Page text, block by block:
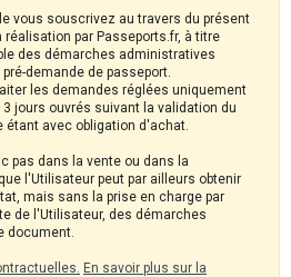
vous souscrivez au travers du présent
par Passeports.fr, à titre
des démarches administratives
demande de passeport.
les demandes réglées uniquement
jours ouvrés suivant la validation du
avec obligation d'achat.
pas dans la vente ou dans la
l'Utilisateur peut par ailleurs obtenir
mais sans la prise en charge par
de l'Utilisateur, des démarches
document.
En savoir plus sur la